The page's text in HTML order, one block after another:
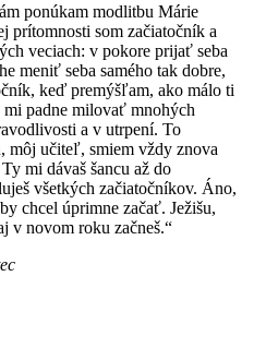
ponúkam modlitbu Márie
prítomnosti som začiatočník a
veciach: v pokore prijať seba
meniť seba samého tak dobre,
keď premýšľam, ako málo ti
padne milovať mnohých
a v utrpení. To
môj učiteľ, smiem vždy znova
mi dávaš šancu až do
všetkých začiatočníkov. Áno,
chcel úprimne začať. Ježišu,
v novom roku začneš.“